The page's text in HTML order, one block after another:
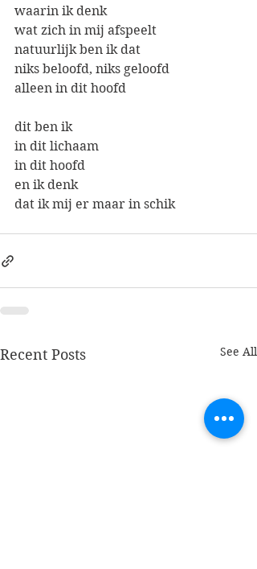
waarin ik denk
wat zich in mij afspeelt
natuurlijk ben ik dat
niks beloofd, niks geloofd
alleen in dit hoofd
dit ben ik
in dit lichaam
in dit hoofd
en ik denk
dat ik mij er maar in schik
Recent Posts See All